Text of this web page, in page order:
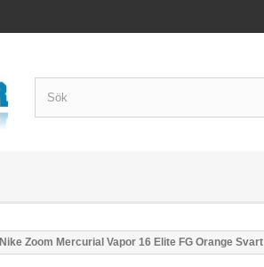
Nike Zoom Mercurial Vapor 16 Elite FG Orange Svart